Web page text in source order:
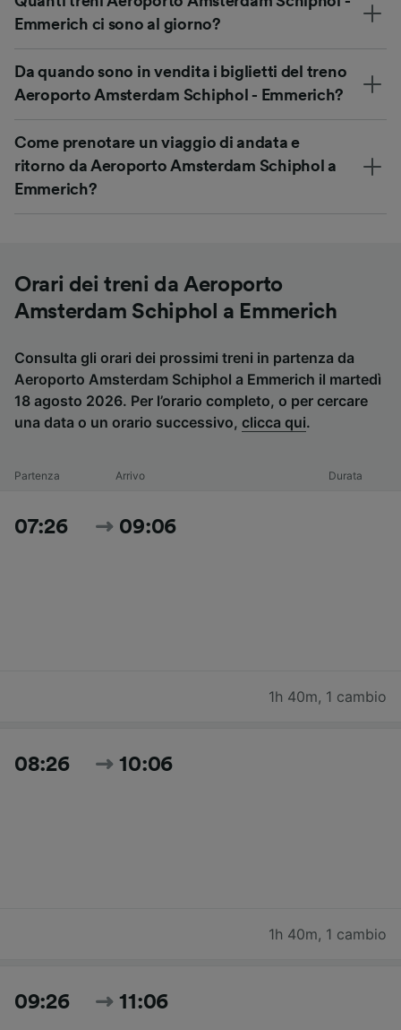
Emmerich ci sono al giorno?
Da quando sono in vendita i biglietti del treno
Aeroporto Amsterdam Schiphol - Emmerich?
Come prenotare un viaggio di andata e
ritorno da Aeroporto Amsterdam Schiphol a
Emmerich?
Orari dei treni da Aeroporto
Amsterdam Schiphol a Emmerich
Consulta gli orari dei prossimi treni in partenza da
Aeroporto Amsterdam Schiphol a Emmerich il martedì
18 agosto 2026. Per l’orario completo, o per cercare
una data o un orario successivo, clicca qui.
Partenza Arrivo Durata
07:26 09:06
1h 40m, 1 cambio
08:26 10:06
1h 40m, 1 cambio
09:26 11:06